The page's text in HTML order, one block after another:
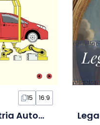
15 16:9
Plan de Marketing de la Industria Automotriz Moderno en Diapositivas